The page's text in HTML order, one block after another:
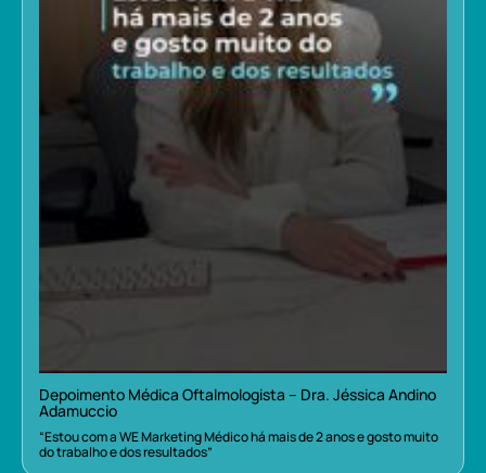
Depoimento Médica Oftalmologista – Dra. Jéssica Andino
Adamuccio
“Estou com a WE Marketing Médico há mais de 2 anos e gosto muito
do trabalho e dos resultados”